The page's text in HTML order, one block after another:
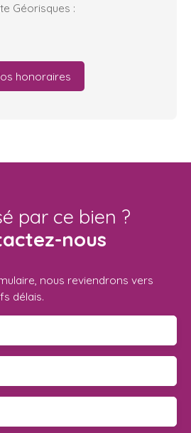
Géorisques :
honoraires
par ce bien ?
nous
nous reviendrons vers
délais.